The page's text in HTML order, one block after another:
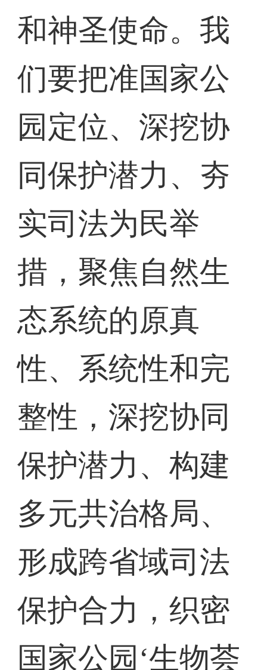
和神圣使命。我
们要把准国家公
园定位、深挖协
同保护潜力、夯
实司法为民举
措，聚焦自然生
态系统的原真
性、系统性和完
整性，深挖协同
保护潜力、构建
多元共治格局、
形成跨省域司法
保护合力，织密
国家公园‘生物荟